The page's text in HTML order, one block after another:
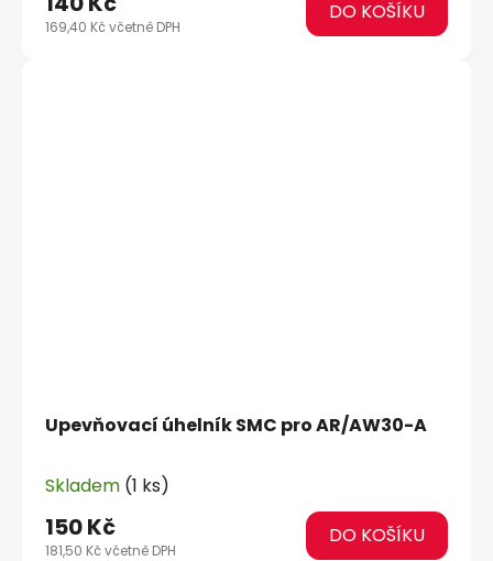
169,40 Kč včetně DPH
DO KOŠÍKU
Upevňovací úhelník SMC pro AR/AW30-A
Skladem (1 ks)
181,50 Kč včetně DPH
150 Kč DO KOŠÍKU